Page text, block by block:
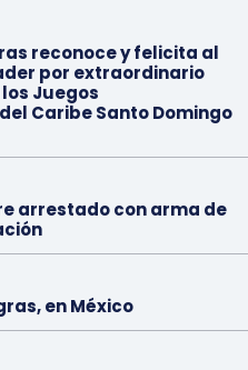
reconoce y felicita al
por extraordinario
Juegos
Caribe Santo Domingo
arrestado con arma de
en México